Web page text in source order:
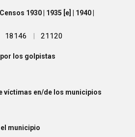
1930 | 1935 [e] | 1940 |
18146 | 21120
los golpistas
víctimas en/de los municipios
municipio